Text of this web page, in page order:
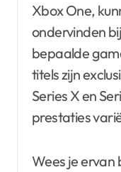
Xbox One,
ondervinden
bepaalde
titels zijn
Series X en
prestaties
Wees je ervan